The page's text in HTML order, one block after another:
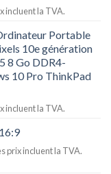
incluent la TVA.
Portable
10e génération
8 Go DDR4-
10 Pro ThinkPad
incluent la TVA.
prix incluent la TVA.